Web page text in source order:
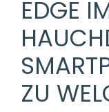
EDGE
ZU